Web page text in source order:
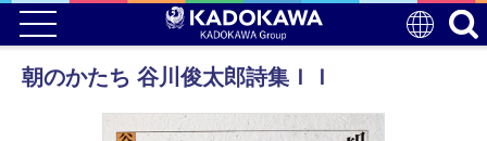
朝のかたち 谷川俊太郎詩集ＩＩ